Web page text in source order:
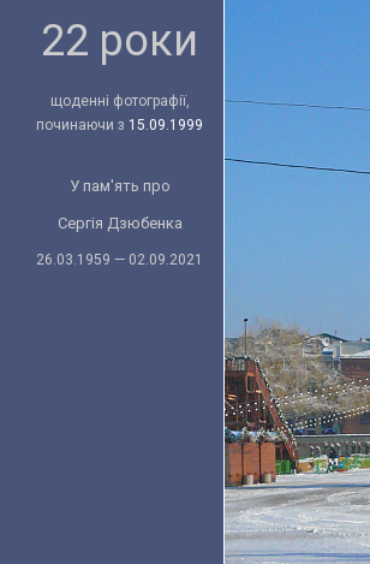
22 роки
щоденні фотографії,
починаючи з 15.09.1999
У пам'ять про
Сергія Дзюбенка
26.03.1959 — 02.09.2021